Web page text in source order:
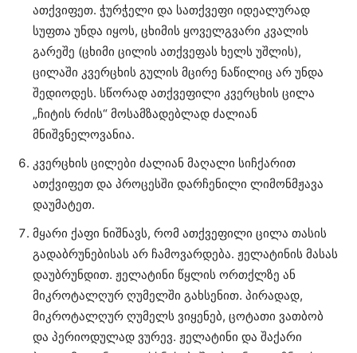
ათქვიფეთ. ჭურჭელი და სათქვეფი იდეალურად
სუფთა უნდა იყოს, ცხიმის ყოველგვარი კვალის
გარეშე (ცხიმი ცილის ათქვეფას ხელს უშლის),
ცილაში კვერცხის გულის მცირე ნაწილიც არ უნდა
შედიოდეს. სწორად ათქვეფილი კვერცხის ცილა
„ჩიტის რძის“ მოსამზადებლად ძალიან
მნიშვნელოვანია.
კვერცხის ცილები ძალიან მაღალი სიჩქარით
ათქვიფეთ და პროცესში დარჩენილი ლიმონმჟავა
დაუმატეთ.
მყარი ქაფი ნიშნავს, რომ ათქვეფილი ცილა თასის
გადაბრუნებისას არ ჩამოვარდება. ჟელატინის მასას
დაუბრუნდით. ჟელატინი წყლის ორთქლზე ან
მიკროტალღურ ღუმელში გახსენით. პირადად,
მიკროტალღურ ღუმელს ვიყენებ, ცოტათი ვათბობ
და პერიოდულად ვურევ. ჟელატინი და შაქარი